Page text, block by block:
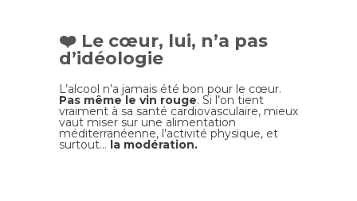
❤️ Le cœur, lui, n’a pas
d’idéologie
L’alcool n’a jamais été bon pour le cœur.
Pas même le vin rouge. Si l’on tient
vraiment à sa santé cardiovasculaire, mieux
vaut miser sur une alimentation
méditerranéenne, l’activité physique, et
surtout… la modération.